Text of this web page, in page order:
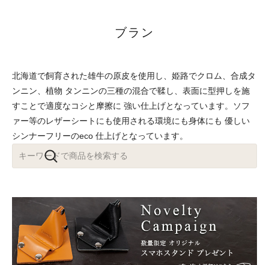
ブラン
北海道で飼育された雄牛の原皮を使用し、姫路でクロム、合成タ
ンニン、植物 タンニンの三種の混合で鞣し、表面に型押しを施
すことで適度なコシと摩擦に 強い仕上げとなっています。ソフ
ァー等のレザーシートにも使用される環境にも身体にも 優しい
シンナーフリーのeco 仕上げとなっています。